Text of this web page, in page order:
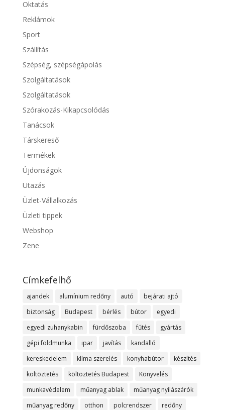
Oktatás
Reklámok
Sport
Szállítás
Szépség, szépségápolás
Szolgáltatások
Szolgáltatások
Szórakozás-Kikapcsolódás
Tanácsok
Társkereső
Termékek
Újdonságok
Utazás
Üzlet-Vállalkozás
Üzleti tippek
Webshop
Zene
Címkefelhő
ajandek alumínium redőny autó
bejárati ajtó
biztonság
Budapest bérlés bútor
egyedi
egyedi zuhanykabin
fürdőszoba fűtés
gyártás
gépi földmunka
ipar javítás
kandalló
kereskedelem
klíma szerelés konyhabútor
készítés
költöztetés
költöztetés Budapest
Könyvelés
munkavédelem
műanyag ablak
műanyag nyílászárók
műanyag redőny
otthon polcrendszer redőny